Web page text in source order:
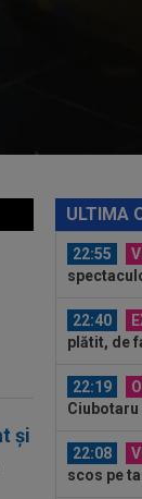
şi
ULTIMA
funcția
minute:
ceva” +...
22:55
22:40
plătit, de
22:19
Ciubotaru
22:08
scos pe